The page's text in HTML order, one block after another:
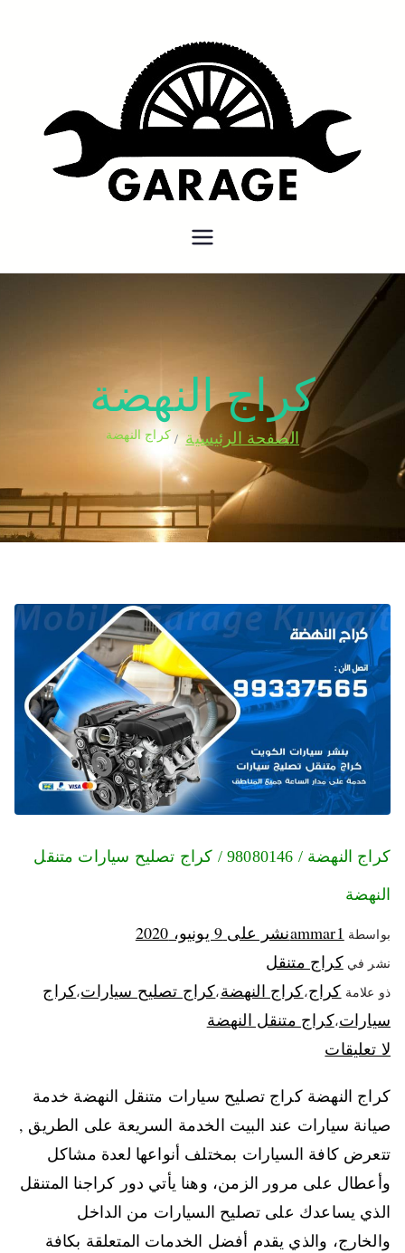
بنشر متنقل
كراج النهضة
الصفحة الرئيسية كراج النهضة
كراج النهضة / 98080146‬ / كراج تصليح سيارات متنقل
النهضة
بواسطة ammar1نشر على 9 يونيو، 2020
نشر في كراج متنقل
ذو علامة كراج،كراج النهضة،كراج تصليح سيارات،كراج
سيارات،كراج متنقل النهضة
لا تعليقات
كراج النهضة كراج تصليح سيارات متنقل النهضة خدمة
صيانة سيارات عند البيت الخدمة السريعة على الطريق ,
تتعرض كافة السيارات بمختلف أنواعها لعدة مشاكل
وأعطال على مرور الزمن، وهنا يأتي دور كراجنا المتنقل
الذي يساعدك على تصليح السيارات من الداخل
والخارج، والذي يقدم أفضل الخدمات المتعلقة بكافة